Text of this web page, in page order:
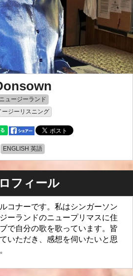
ニュージーランド
ージーリスニング
ENGLISH 英語
フィール
コナーです。私はシンガーソン
ーランドのニュープリマスに住
で自分の歌を歌っています。皆
いただき、感想を伺いたいと思